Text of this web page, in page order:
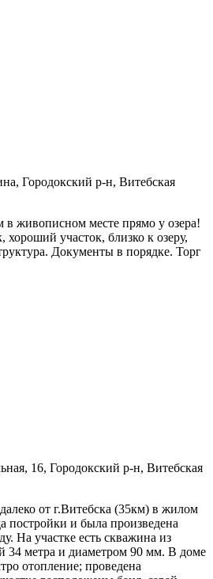
Городокский р-н, Витебская
живописном месте прямо у озера!
участок, близко к озеру,
Документы в порядке. Торг
16, Городокский р-н, Витебская
от г.Витебска (35км) в жилом
постройки и была произведена
На участке есть скважина из
34 метра и диаметром 90 мм. В доме
отопление; проведена